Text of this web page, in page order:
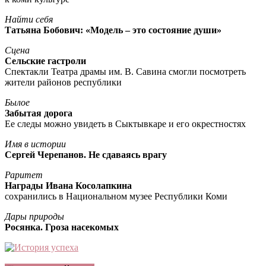
Найти себя
Татьяна Бобович: «Модель – это состояние души»
Сцена
Сельские гастроли
Спектакли Театра драмы им. В. Савина смогли посмотреть
жители районов республики
Былое
Забытая дорога
Ее следы можно увидеть в Сыктывкаре и его окрестностях
Имя в истории
Сергей Черепанов. Не сдаваясь врагу
Раритет
Награды Ивана Косолапкина
сохранились в Национальном музее Республики Коми
Дары природы
Росянка. Гроза насекомых